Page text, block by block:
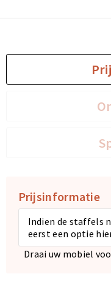
Toilettassen
Documententassen
Toilettassen
Documententassen
Prijsinformatie
Indien de staffels
eerst een optie
Draai uw mobiel